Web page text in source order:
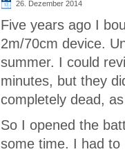
26. Dezember 2014
Five years ago I
2m/70cm device.
summer. I could
minutes, but they
completely dead,
So I opened the
some time. I had to